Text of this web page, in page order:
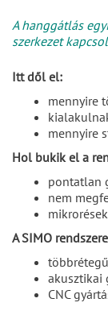
A hanggátlás
szerkezet
Itt dől el:
mennyire
mennyire
Hol bukik el a
pontatlan
nem
mikrorések
A SIMO
akusztikai
CNC